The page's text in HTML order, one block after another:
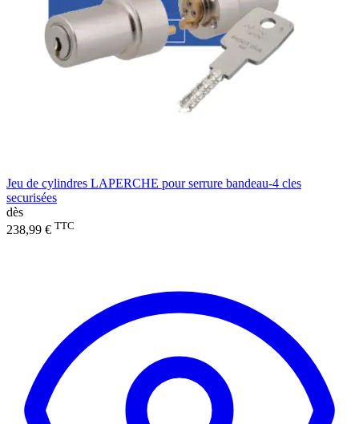
Jeu de cylindres LAPERCHE pour serrure bandeau-4 cles
securisées
dès
238,99 € TTC